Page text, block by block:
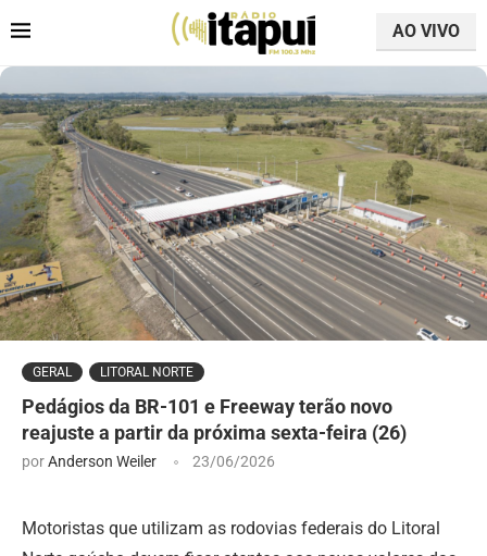
AO VIVO
GERAL LITORAL NORTE
Pedágios da BR-101 e Freeway terão novo
reajuste a partir da próxima sexta-feira (26)
porAnderson Weiler 23/06/2026
Motoristas que utilizam as rodovias federais do Litoral